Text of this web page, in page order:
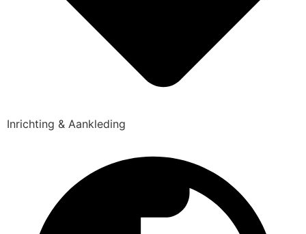
Inrichting & Aankleding